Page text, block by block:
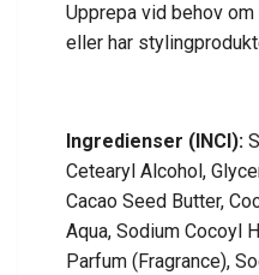
Upprepa vid behov
eller har
Ingredienser (INCI):
Cetearyl Alcohol,
Cacao Seed Butter,
Aqua, Sodium Cocoyl
Parfum (Fragrance),